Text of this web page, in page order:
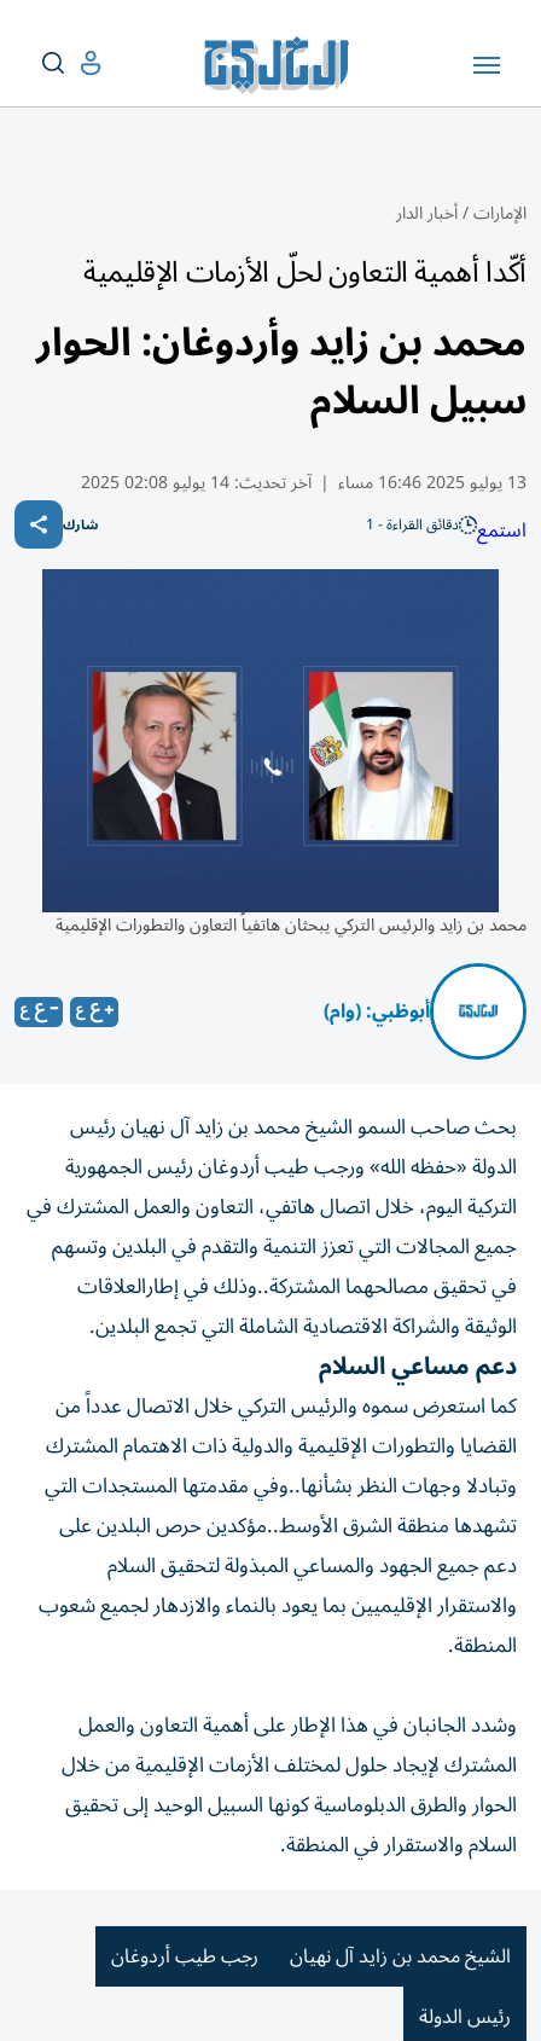
الإمارات/أخبار الدار
أكّدا أهمية التعاون لحلّ الأزمات الإقليمية
محمد بن زايد وأردوغان: الحوار
سبيل السلام
13 يوليو 2025 16:46 مساء | آخر تحديث:14 يوليو 02:08 2025
استمع دقائق القراءة - 1 شارك
محمد بن زايد والرئيس التركي يبحثان هاتفياً التعاون والتطورات الإقليمية
أبوظبي: (وام)
بحث صاحب السمو الشيخ محمد بن زايد آل نهيان رئيس
الدولة «حفظه الله» ورجب طيب أردوغان رئيس الجمهورية
التركية اليوم، خلال اتصال هاتفي، التعاون والعمل المشترك في
جميع المجالات التي تعزز التنمية والتقدم في البلدين وتسهم
في تحقيق مصالحهما المشتركة..وذلك في إطارالعلاقات
الوثيقة والشراكة الاقتصادية الشاملة التي تجمع البلدين.
دعم مساعي السلام
كما استعرض سموه والرئيس التركي خلال الاتصال عدداً من
القضايا والتطورات الإقليمية والدولية ذات الاهتمام المشترك
وتبادلا وجهات النظر بشأنها..وفي مقدمتها المستجدات التي
تشهدها منطقة الشرق الأوسط..مؤكدين حرص البلدين على
دعم جميع الجهود والمساعي المبذولة لتحقيق السلام
والاستقرار الإقليميين بما يعود بالنماء والازدهار لجميع شعوب
المنطقة.
وشدد الجانبان في هذا الإطار على أهمية التعاون والعمل
المشترك لإيجاد حلول لمختلف الأزمات الإقليمية من خلال
الحوار والطرق الدبلوماسية كونها السبيل الوحيد إلى تحقيق
السلام والاستقرار في المنطقة.
الشيخ محمد بن زايد آل نهيان
رجب طيب أردوغان
رئيس الدولة